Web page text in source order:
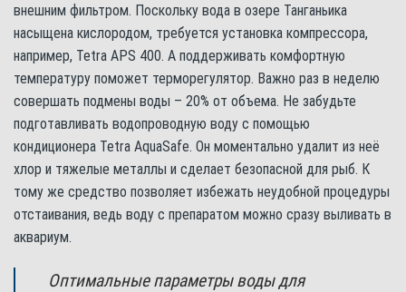
внешним фильтром. Поскольку вода в озере Танганьика
насыщена кислородом, требуется установка компрессора,
например, Tetra APS 400. А поддерживать комфортную
температуру поможет терморегулятор. Важно раз в неделю
совершать подмены воды – 20% от объема. Не забудьте
подготавливать водопроводную воду с помощью
кондиционера Tetra AquaSafe. Он моментально удалит из неё
хлор и тяжелые металлы и сделает безопасной для рыб. К
тому же средство позволяет избежать неудобной процедуры
отстаивания, ведь воду с препаратом можно сразу выливать в
аквариум.
Оптимальные параметры воды для